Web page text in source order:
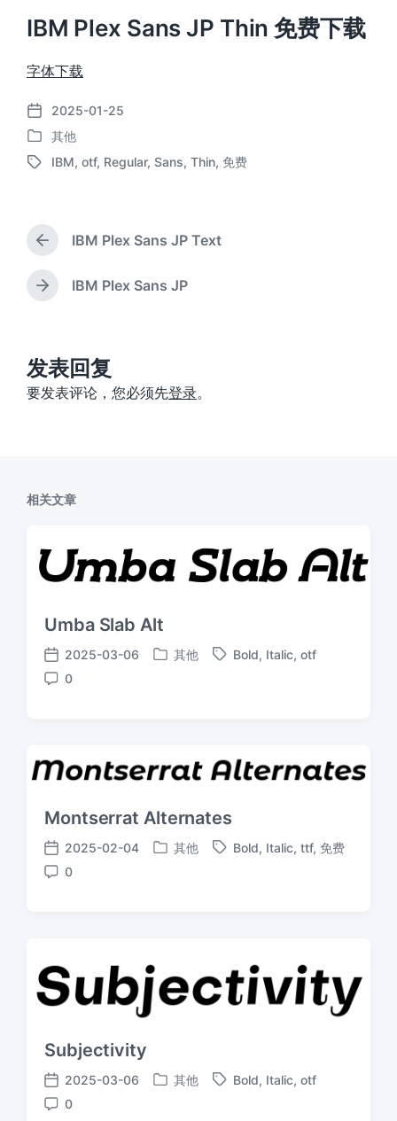
IBM Plex Sans JP Thin 免费下载
字体下载
发
布
日
2025-01-25
发
布
其他
标
IBM, otf, Regular, Sans, Thin, 免费
上
篇
文
章
IBM Plex Sans JP Text
下
：
IBM Plex Sans JP
发表回复
要发表评论，您必须先登录。
相关文章
Umba Slab Alt
发
布
2025-03-06
发
其他
标
Bold, Italic, otf
评
0
Montserrat Alternates
发
布
2025-02-04
发
其他
标
Bold, Italic, ttf, 免费
评
0
Subjectivity
发
布
2025-03-06
发
其他
标
Bold, Italic, otf
评
0